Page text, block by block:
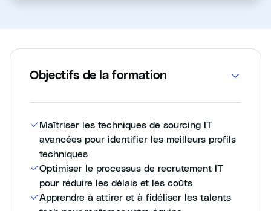
Objectifs de la formation
Maîtriser les techniques de sourcing IT
avancées pour identifier les meilleurs profils
techniques
Optimiser le processus de recrutement IT
pour réduire les délais et les coûts
Apprendre à attirer et à fidéliser les talents